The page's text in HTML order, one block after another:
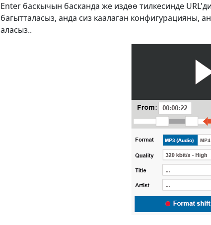
Enter баскычын басканда же издөө тилкесинде
багытталасыз, анда сиз каалаган конфигурацияны,
аласыз..